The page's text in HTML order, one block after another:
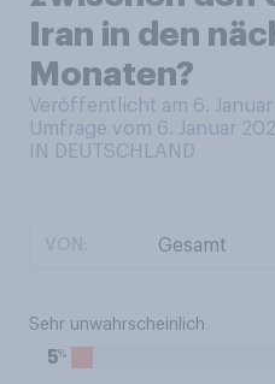
Iran in den
Monaten?
Veröffentlicht am 6.
Umfrage vom 6. Januar
IN DEUTSCHLAND
Sehr unwahrscheinlich
5%